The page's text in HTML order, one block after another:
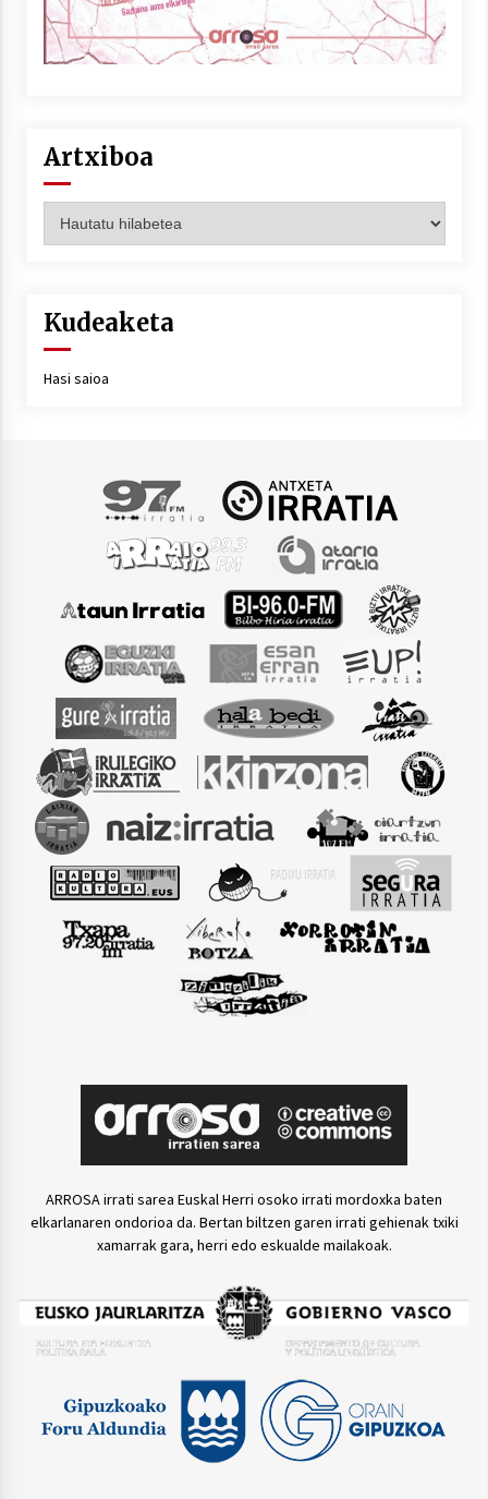
Artxiboa
Kudeaketa
Hasi saioa
ARROSA irrati sarea Euskal Herri osoko irrati mordoxka baten
elkarlanaren ondorioa da. Bertan biltzen garen irrati gehienak txiki
xamarrak gara, herri edo eskualde mailakoak.